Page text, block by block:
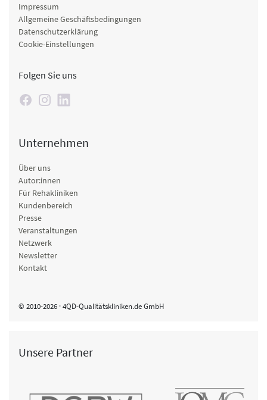
Wir bieten zu folgenden Themen Einzel- oder
Gruppenberatungen an:
- Magen-Darm-Erkrankungen
- Fettstoffwechselstörungen
- Osteoporose
- Diabetes mellitus
- Herz-Kreislauf-Erkrankungen
- Allergien
- Klimakterium
- gesunde Ernährung
Umsetzen des Erlernten in der Lehrküche und im
Einkaufstraining
Klinische Sozialarbeit, Sozialtherapie
- Einzelberatung
- Vorträge
Reha-Pflege
Aromatherapie
Impressum
Allgemeine Geschäftsbedingungen
Datenschutzerklärung
Cookie-Einstellungen
Folgen Sie uns
Unternehmen
Über uns
Autor:innen
Für Rehakliniken
Kundenbereich
Presse
Veranstaltungen
Netzwerk
Newsletter
Kontakt
© 2010-2026 · 4QD-Qualitätskliniken.de GmbH
Unsere Partner